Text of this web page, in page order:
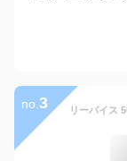
no. 3